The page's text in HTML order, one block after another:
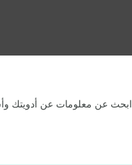
ابحث عن معلومات عن أدويتك